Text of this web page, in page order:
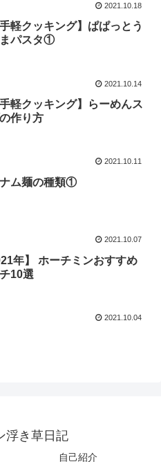
2021.10.18
手軽クッキング】ぱぱっとう
まパスタ①
2021.10.14
手軽クッキング】らーめんス
作り方
2021.10.11
ム麺の種類①
2021.10.07
年】 ホーチミンおすすめ
10選
2021.10.04
浮き草日記
自己紹介